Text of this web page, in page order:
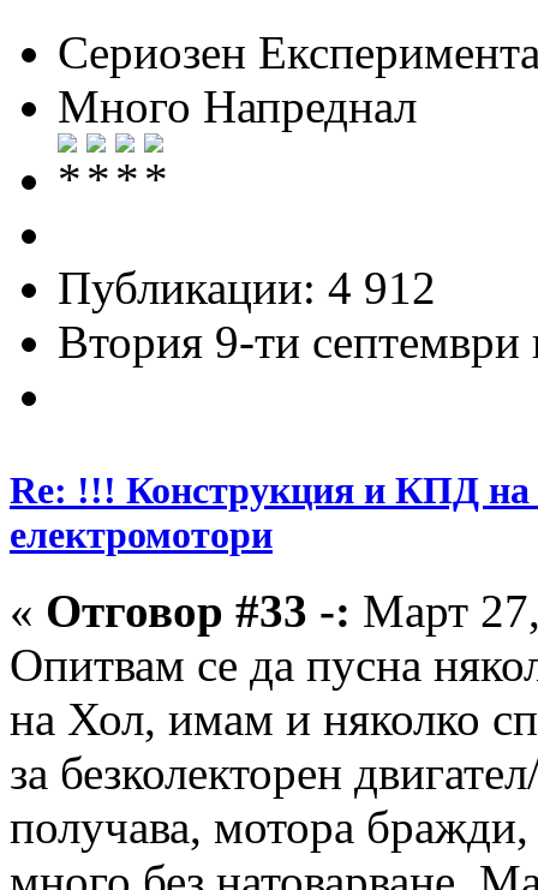
Сериозен
Много Напреднал
Публикации: 4 912
Втория 9-ти
Re: !!! Конструкция и КПД на
електромотори
« Отговор #33 -: Март
Опитвам се да пусна
на Хол, имам и няколко
за безколекторен
получава, мотора